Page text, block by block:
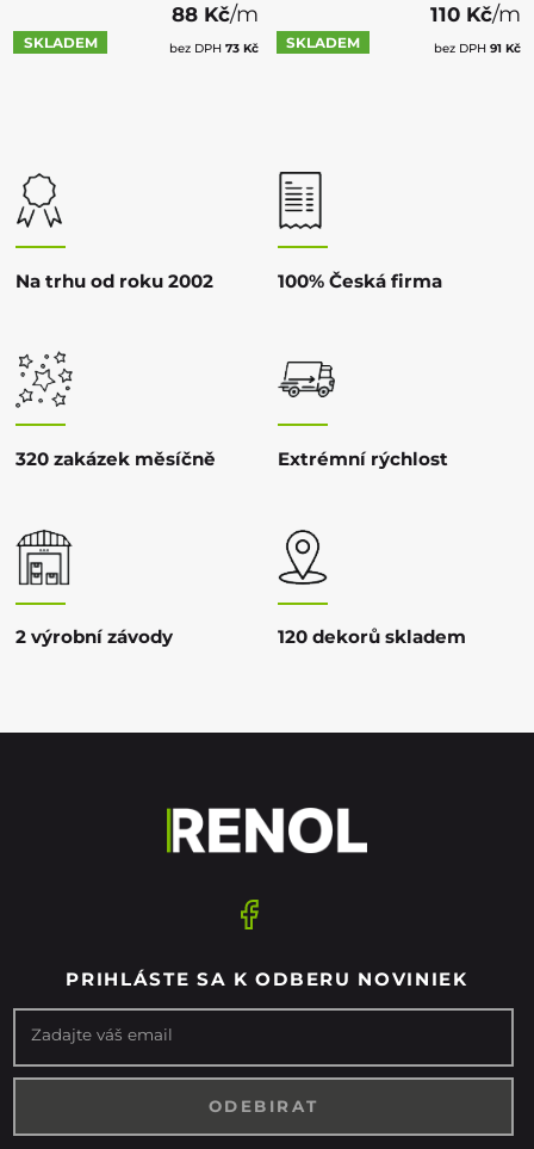
SKLADEM
88 Kč/m
bez DPH 73 Kč SKLADEM
110 Kč/m
bez DPH 91 Kč
Na trhu od roku 2002 100% Česká firma
320 zakázek měsíčně Extrémní rýchlost
2 výrobní závody 120 dekorů skladem
PRIHLÁSTE SA K ODBERU NOVINIEK
Zadajte váš email